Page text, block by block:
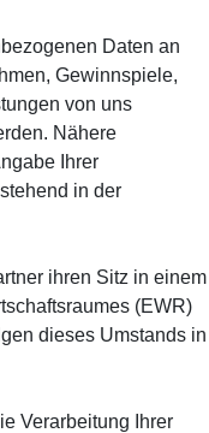
Daten an
Gewinnspiele,
von uns
Nähere
Ihrer
in der
ihren Sitz in einem
(EWR)
dieses Umstands in
Verarbeitung Ihrer